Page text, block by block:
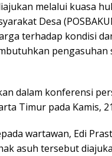
melalui kuasa
Desa
terhadap kondisi
dalam konferensi
Timur pada Kamis,
wartawan, Edi
asuh tersebut